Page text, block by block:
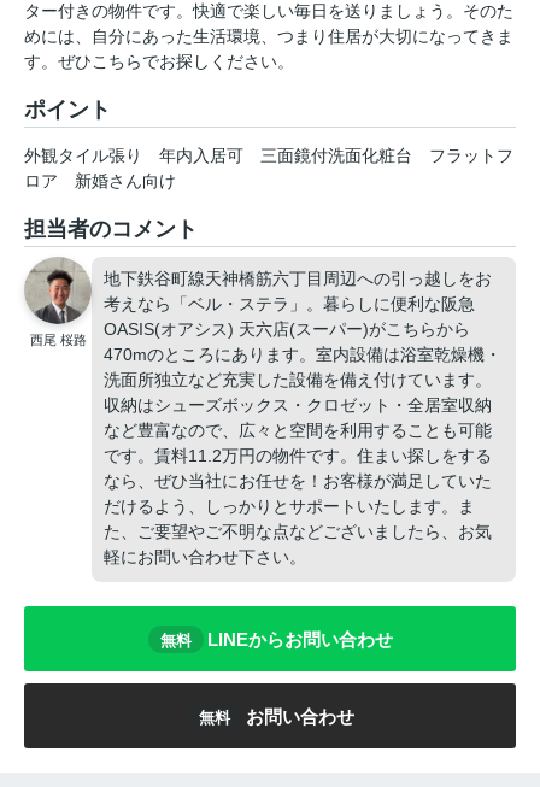
ター付きの物件です。快適で楽しい毎日を送りましょう。そのた
めには、自分にあった生活環境、つまり住居が大切になってきま
す。ぜひこちらでお探しください。
ポイント
外観タイル張り 年内入居可 三面鏡付洗面化粧台
フラットフ
ロア
新婚さん向け
担当者のコメント
西尾 桜路
地下鉄谷町線天神橋筋六丁目周辺への引っ越しをお
考えなら「ベル・ステラ」。暮らしに便利な阪急
OASIS(オアシス) 天六店(スーパー)がこちらから
470mのところにあります。室内設備は浴室乾燥機・
洗面所独立など充実した設備を備え付けています。
収納はシューズボックス・クロゼット・全居室収納
など豊富なので、広々と空間を利用することも可能
です。賃料11.2万円の物件です。住まい探しをする
なら、ぜひ当社にお任せを！お客様が満足していた
だけるよう、しっかりとサポートいたします。ま
た、ご要望やご不明な点などございましたら、お気
軽にお問い合わせ下さい。
無料 LINEからお問い合わせ
無料 お問い合わせ